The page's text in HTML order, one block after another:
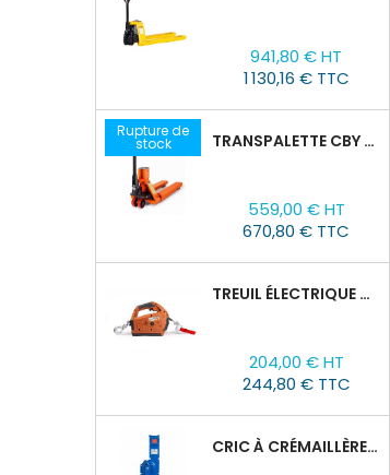
base
941,80 € HT
1 130,16 € TTC
Rupture de
stock TRANSPALETTE CBY 2,5T AVEC BALANCE
559,00 € HT
670,80 € TTC
TREUIL ÉLECTRIQUE PORTABLE TOR SQ-01-450KG/4.6M
204,00 € HT
244,80 € TTC
CRIC À CRÉMAILLÈRE TOR SJ, 1,5T/60-600 MM